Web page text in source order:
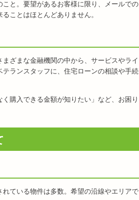
と。要望があるお客様に限り、メールでの
ことはほとんどありません。
ざまな金融機関の中から、サービスやライ
ランスタッフに、住宅ローンの相談や手続
購入できる金額が知りたい」など、お困り
ている物件は多数。希望の沿線やエリアで